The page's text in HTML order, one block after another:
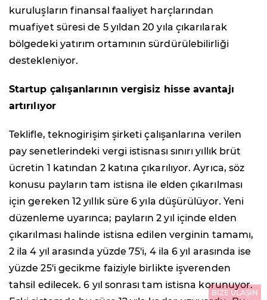
kuruluşların finansal faaliyet harçlarından
muafiyet süresi de 5 yıldan 20 yıla çıkarılarak
bölgedeki yatırım ortamının sürdürülebilirliği
destekleniyor.
Startup çalışanlarının vergisiz hisse avantajı
artırılıyor
Teklifle, teknogirişim şirketi çalışanlarına verilen
pay senetlerindeki vergi istisnası sınırı yıllık brüt
ücretin 1 katından 2 katına çıkarılıyor. Ayrıca, söz
konusu payların tam istisna ile elden çıkarılması
için gereken 12 yıllık süre 6 yıla düşürülüyor. Yeni
düzenleme uyarınca; payların 2 yıl içinde elden
çıkarılması halinde istisna edilen verginin tamamı,
2 ila 4 yıl arasında yüzde 75'i, 4 ila 6 yıl arasında ise
yüzde 25'i gecikme faiziyle birlikte işverenden
tahsil edilecek. 6 yıl sonrası tam istisna korunuyor.
BİZE ULAŞIN